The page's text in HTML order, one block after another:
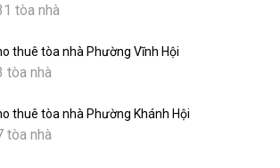
tòa nhà
thuê tòa nhà Phường Vĩnh Hội
tòa nhà
thuê tòa nhà Phường Khánh Hội
tòa nhà